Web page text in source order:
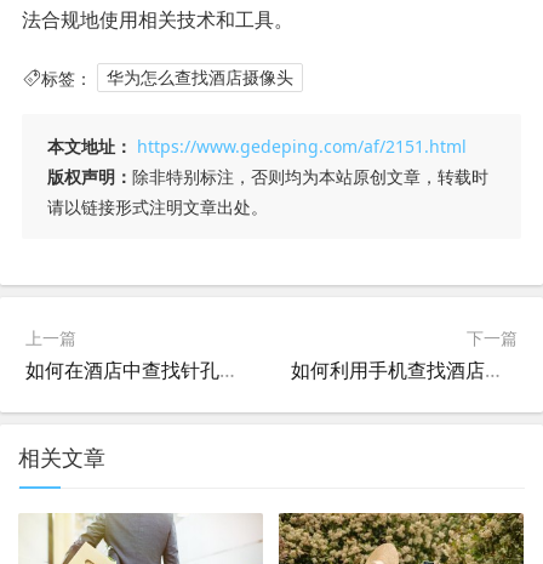
法合规地使用相关技术和工具。
标签： 华为怎么查找酒店摄像头
本文地址： https://www.gedeping.com/af/2151.html
版权声明： 除非特别标注，否则均为本站原创文章，转载时
请以链接形式注明文章出处。
上一篇
如何在酒店中查找针孔摄像头
下一篇
如何利用手机查找酒店内的监控摄像头
相关文章